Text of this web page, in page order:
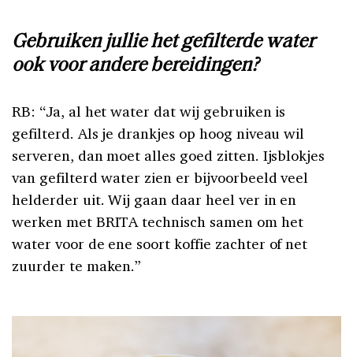
Gebruiken jullie het gefilterde water
ook voor andere bereidingen?
RB: “Ja, al het water dat wij gebruiken is
gefilterd. Als je drankjes op hoog niveau wil
serveren, dan moet alles goed zitten. Ijsblokjes
van gefilterd water zien er bijvoorbeeld veel
helderder uit. Wij gaan daar heel ver in en
werken met BRITA technisch samen om het
water voor de ene soort koffie zachter of net
zuurder te maken.”